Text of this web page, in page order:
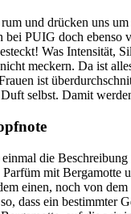
und drücken uns um
bei PUIG doch ebenso
Was Intensität,
meckern. Da ist
ist
selbst. Damit
die
mit Bergamotte
einen, noch von
dass ein bestimmter